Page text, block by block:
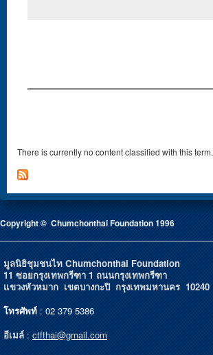
There is currently no content classified with this term.
Copyright © Chumchonthai Foundation 1996
มูลนิธิชุมชนไท Chumchonthai Foundation
11 ซอยกรุงเทพกรีฑา 1 ถนนกรุงเทพกรีฑา
แขวงหัวหมาก เขตบางกะปิ กรุงเทพมหานคร 10240
โทรศัพท์: 02 379 5386
อีเมล์: ctfthai@gmail.com